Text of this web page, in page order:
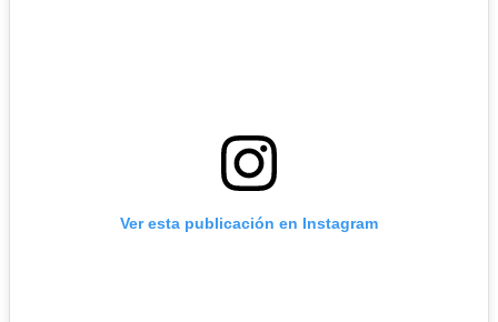
Ver esta publicación en Instagram